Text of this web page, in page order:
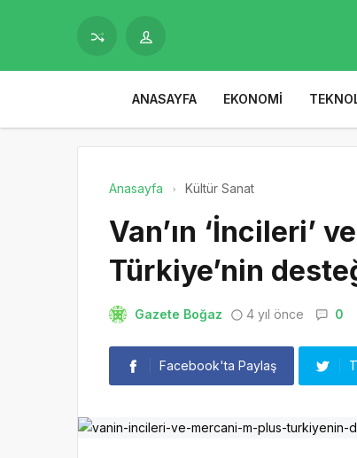
ANASAYFA EKONOMI
Anasayfa Kültür Sanat
Van’ın ‘İncileri’
Türkiye’nin
Gazete Boğaz 4 yıl önce 0
Facebook'ta Paylaş